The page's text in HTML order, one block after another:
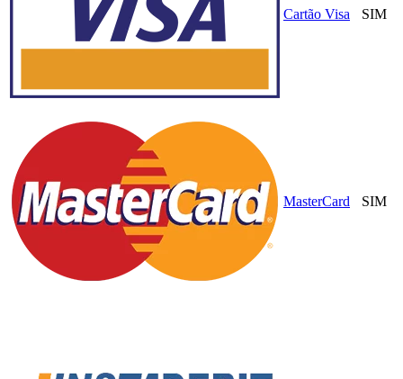
Cartão Visa SIM
MasterCard SIM